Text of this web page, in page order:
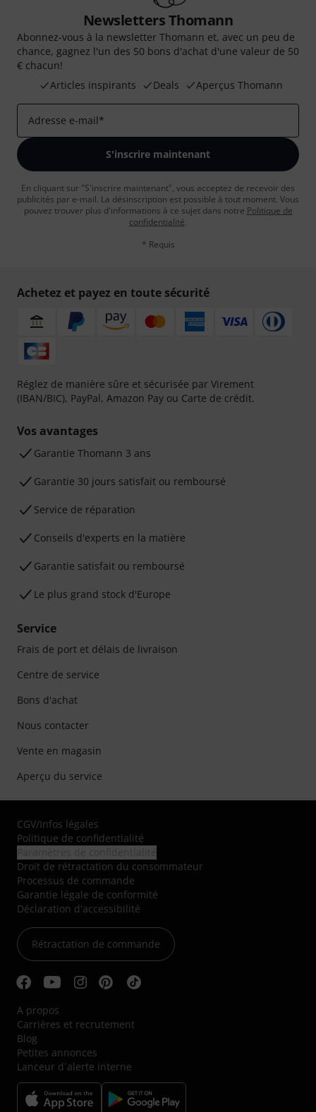
Newsletters Thomann
Abonnez-vous à la newsletter Thomann et, avec un peu de
chance, gagnez l'un des 50 bons d'achat d'une valeur de 50
€ chacun!
Articles inspirants
Deals Aperçus Thomann
Adresse e-mail*
S'inscrire maintenant
En cliquant sur "S'inscrire maintenant", vous acceptez de recevoir des
publicités par e-mail. La désinscription est possible à tout moment. Vous
pouvez trouver plus d'informations à ce sujet dans notre Politique de
confidentialité.
* Requis
Achetez et payez en toute sécurité
Réglez de manière sûre et sécurisée par Virement
(IBAN/BIC), PayPal, Amazon Pay ou Carte de crédit.
Vos avantages
Ga­ran­tie Thomann 3 ans
Garantie 30 jours satisfait ou remboursé
Service de réparation
Conseils d'experts en la matière
Garantie satisfait ou remboursé
Le plus grand stock d'Europe
Service
Frais de port et délais de livraison
Centre de service
Bons d'achat
Nous contacter
Vente en magasin
Aperçu du service
CGV/Infos légales
Politique de confidentialité
Droit de rétractation du consommateur
Processus de commande
Garantie légale de conformité
Déclaration d'accessibilité
Rétractation de commande
A propos
Carrières et recrutement
Blog
Petites annonces
Lanceur d´alerte interne